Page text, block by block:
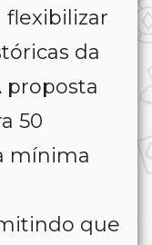
flexibilizar
da
proposta
50
mínima
que